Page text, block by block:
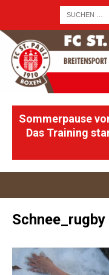
Sommerpause
Das Training
Schnee_rugby